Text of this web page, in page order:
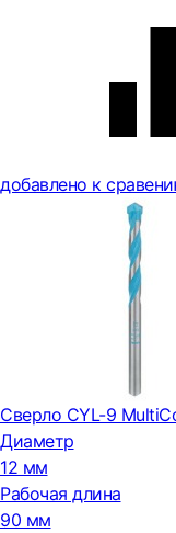
добавлено к
Сверло CYL-9
Диаметр
12 мм
Рабочая длина
90 мм